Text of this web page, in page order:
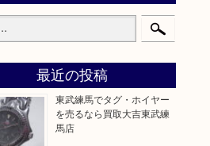
最近の投稿
東武練馬でタグ・ホイヤー
を売るなら買取大吉東武練
馬店